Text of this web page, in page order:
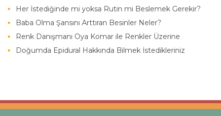
Her İstediğinde mi yoksa Rutin mi Beslemek Gerekir?
Baba Olma Şansını Arttıran Besinler Neler?
Renk Danışmanı Oya Komar ile Renkler Üzerine
Doğumda Epidural Hakkında Bilmek İstedikleriniz